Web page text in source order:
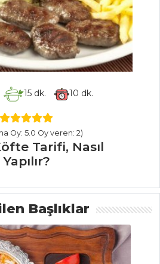
15 dk. 10 dk.
Oy: 5.0 Oy veren: 2)
Tarifi, Nasıl
Yapılır?
Başlıklar